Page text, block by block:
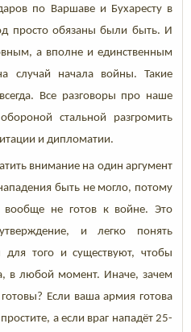
по Варшаве и Бухаресту в
просто обязаны были быть. И
а вполне и единственным
случай начала войны. Такие
Все разговоры про наше
стальной разгромить
и дипломатии.
внимание на один аргумент
быть не могло, потому
не готов к войне. Это
и легко понять
того и существуют, чтобы
в любой момент. Иначе, зачем
Если ваша армия готова
а если враг нападёт 25-